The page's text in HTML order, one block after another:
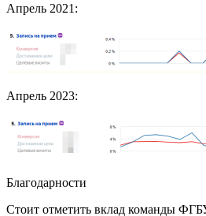
Апрель 2021:
Апрель 2023:
Благодарности
Стоит отметить вклад команды